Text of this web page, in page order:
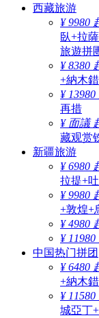
西藏旅游
¥ 9980
臥+拉
旅遊拼
¥ 8380
+納木
¥ 13980
再措
¥ 面議
藏观赏
新疆旅游
¥ 6980
拉提+
¥ 9980
+敦煌+
¥ 4980
¥ 11980
中国热门拼团
¥ 6480
+納木
¥ 11580
城亞丁